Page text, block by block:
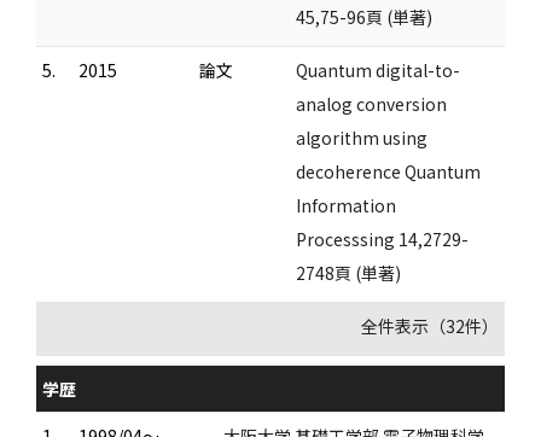
45,75-96頁 (単著)
5. 2015 論文
Quantum digital-to-
analog conversion
algorithm using
decoherence Quantum
Information
Processsing 14,2729-
2748頁 (単著)
全件表示（32件）
学歴